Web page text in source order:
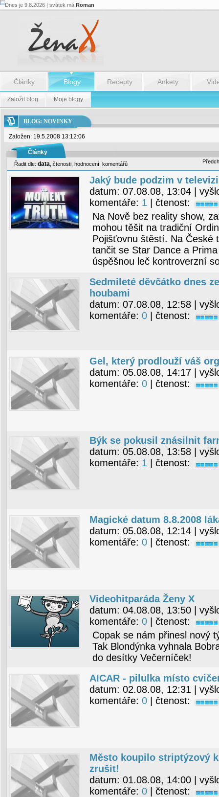
Dnes je 9.8.2026 | svátek má Roman
Články Blogy Recepty Ankety
Založit blog Moje blogy
BLOG: NOVINKY
Založen: 19.5.2008 13:12:06
Články
Řadit dle: data čtenosti hodnocení komentářů
Jaký bude podzim v
datum: 07.08.08, 13:04 |
komentáře: 1 | čtenost:
Na Nově bez reality show,
mohou těšit na tradiční
Pojišťovnu štěstí. Na České
tančit se Star Dance a
úspěšnou leč kontroverzní
Sedmileté děvčátko dnes
houbami
datum: 07.08.08, 12:58 |
komentáře: 0 | čtenost:
Gel, který prodlouží váš
datum: 05.08.08, 14:17 |
komentáře: 0 | čtenost:
Býk se pokusil znásilnit
datum: 05.08.08, 13:58 |
komentáře: 1 | čtenost:
Magické datum 8.8.2008
datum: 05.08.08, 12:14 |
komentáře: 0 | čtenost:
Videohitparáda Ženy X
datum: 04.08.08, 13:50 |
komentáře: 0 | čtenost:
Copak se nám přinesl nový
Tak Blondýnka vyhnala
do desítky Večerníček!
AICAR - pilulka místo
datum: 02.08.08, 12:31 |
komentáře: 0 | čtenost:
Město koupilo striptýzový
zrušit!
datum: 01.08.08, 14:00 |
komentáře: 0 | čtenost: